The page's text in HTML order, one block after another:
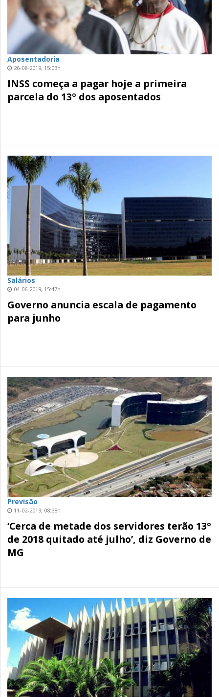
Aposentadoria
26-08-2019, 15:03h
INSS começa a pagar hoje a primeira
parcela do 13º dos aposentados
Salários
04-06-2019, 15:47h
Governo anuncia escala de pagamento
para junho
Previsão
11-02-2019, 08:38h
‘Cerca de metade dos servidores terão 13º
de 2018 quitado até julho’, diz Governo de
MG